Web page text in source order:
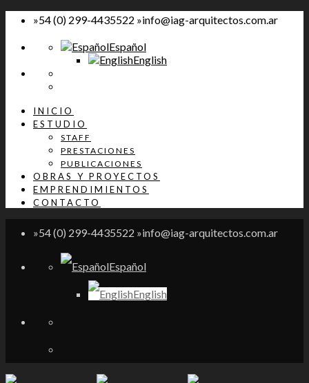
»54 (0) 299-4435522 »info@iag-arquitectos.com.ar
Español
English
INICIO
ESTUDIO
STAFF
PRESTACIONES
PUBLICACIONES
OBRAS Y PROYECTOS
EMPRENDIMIENTOS
CONTACTO
»54 (0) 299-4435522 »info@iag-arquitectos.com.ar
Español
English